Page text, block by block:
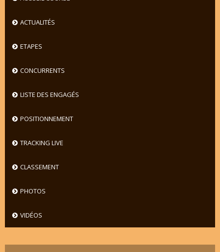
ACTUALITÉS
ETAPES
CONCURRENTS
LISTE DES ENGAGÉS
POSITIONNEMENT
TRACKING LIVE
CLASSEMENT
PHOTOS
VIDÉOS